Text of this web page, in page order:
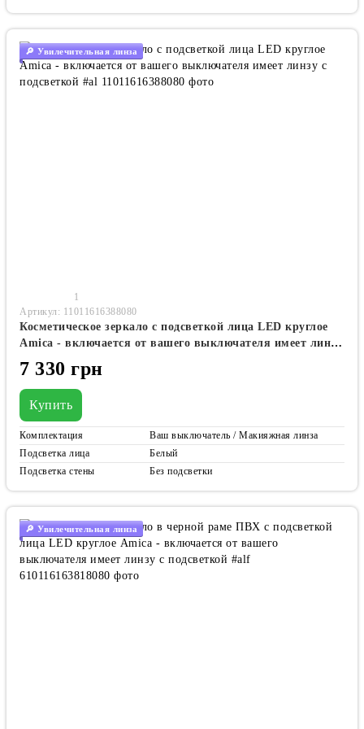
🔎 Увилечительная линза
1
Артикул: 11011616388080
Косметическое зеркало с подсветкой лица LED круглое
Amica - включается от вашего выключателя имеет линзу
с подсветкой #al
7 330 грн
Купить
Комплектация
Ваш выключатель / Макияжная линза
Подсветка лица
Белый
Подсветка стены
Без подсветки
🔎 Увилечительная линза